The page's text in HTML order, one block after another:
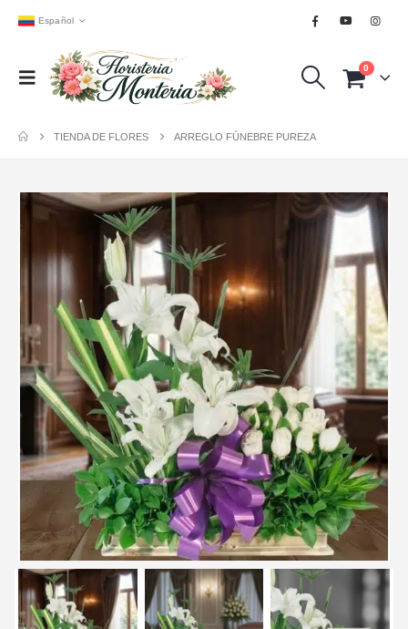
Español
0
TIENDA DE FLORES ARREGLO FÚNEBRE PUREZA